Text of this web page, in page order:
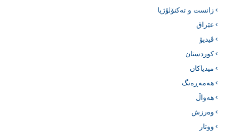
زانست و تەکنۆلۆژیا
عێراق
ڤیدیۆ
کوردستان
میدیاکان
هەمەڕەنگ
هەواڵ
وەرزش
ووتار